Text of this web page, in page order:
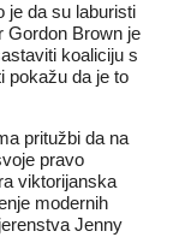
je da su laburisti
Gordon Brown je
koaliciju s
pokažu da je to
pritužbi da na
pravo
viktorijanska
modernih
Jenny